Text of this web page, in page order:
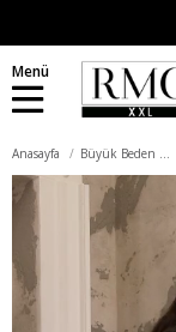
Menü
Anasayfa Büyük Beden Elbise